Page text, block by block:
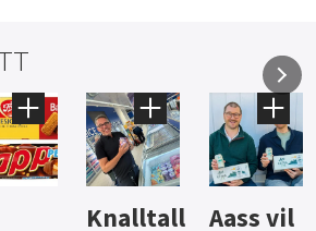
vil Brus og Hard